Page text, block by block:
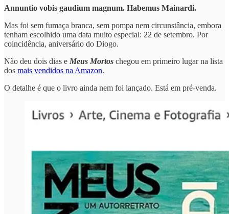
Annuntio vobis gaudium magnum. Habemus Mainardi.
Mas foi sem fumaça branca, sem pompa nem circunstância, embora
tenham escolhido uma data muito especial: 22 de setembro. Por
coincidência, aniversário do Diogo.
Não deu dois dias e Meus Mortos chegou em primeiro lugar na lista
dos mais vendidos na Amazon.
O detalhe é que o livro ainda nem foi lançado. Está em pré-venda.